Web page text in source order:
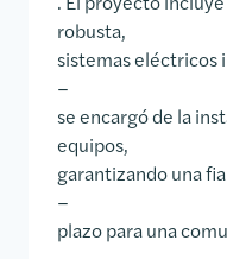
robusta,
sistemas eléctricos
–
se encargó de la
equipos,
garantizando una
–
plazo para una